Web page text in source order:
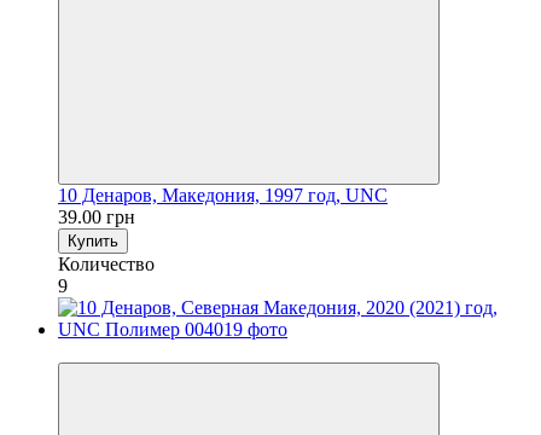
10 Денаров, Македония, 1997 год, UNC
39.00 грн
Купить
Количество
9